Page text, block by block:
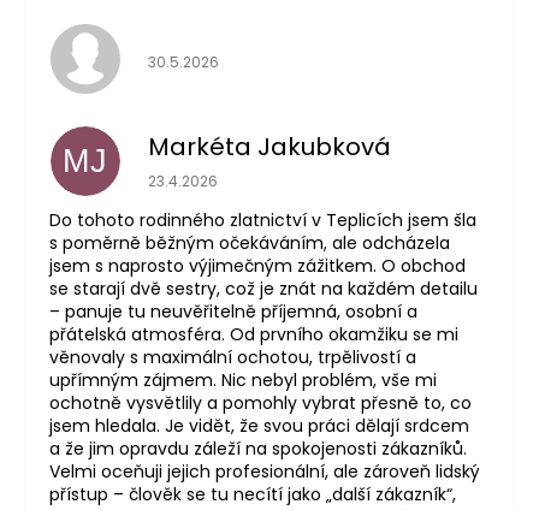
Hodnocení obchodu je 5 z 5 hvězdiček.
30.5.2026
MJ Markéta Jakubková
Hodnocení obchodu je 5 z 5 hvězdiček.
23.4.2026
Do tohoto rodinného zlatnictví v Teplicích jsem šla
s poměrně běžným očekáváním, ale odcházela
jsem s naprosto výjimečným zážitkem. O obchod
se starají dvě sestry, což je znát na každém detailu
– panuje tu neuvěřitelně příjemná, osobní a
přátelská atmosféra. Od prvního okamžiku se mi
věnovaly s maximální ochotou, trpělivostí a
upřímným zájmem. Nic nebyl problém, vše mi
ochotně vysvětlily a pomohly vybrat přesně to, co
jsem hledala. Je vidět, že svou práci dělají srdcem
a že jim opravdu záleží na spokojenosti zákazníků.
Velmi oceňuji jejich profesionální, ale zároveň lidský
přístup – člověk se tu necítí jako „další zákazník“,